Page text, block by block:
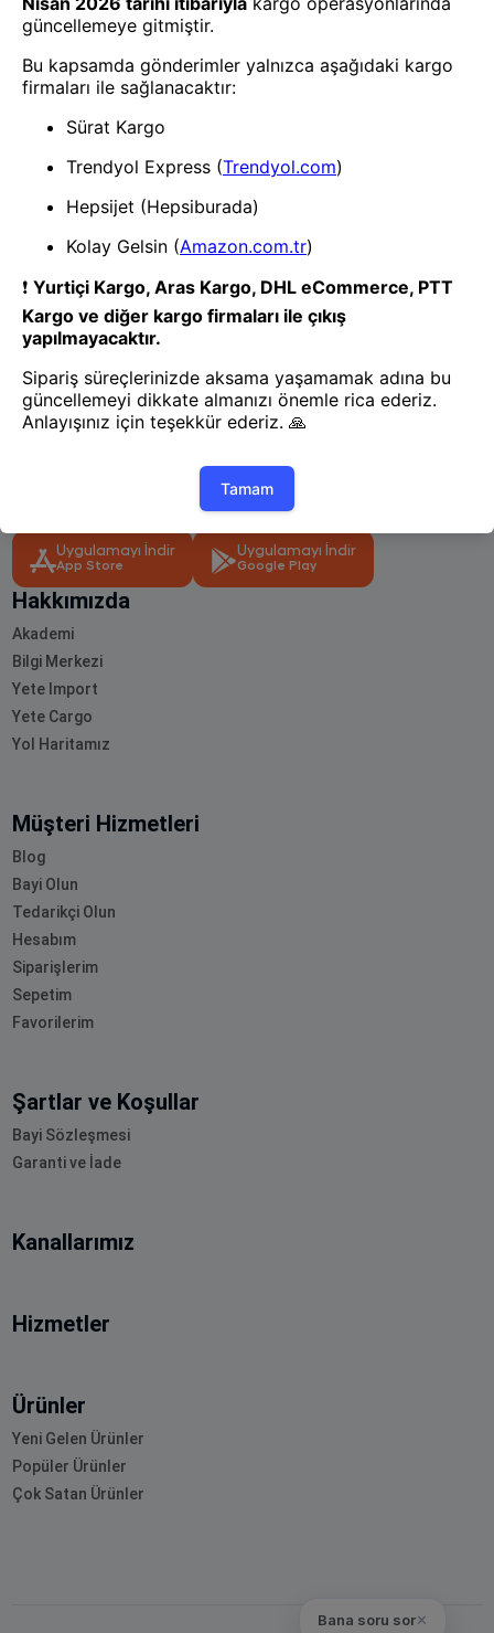
Bana soru sor✕
Güç Kaynağı & UPS
HPE 800W FLEX SLOT
HALOGEN POWER SUPPLY
865438-B21
Güç Kaynağı & UPS
1
yönetin!
Uygulamayı İndir
App Store
Uygulamayı İndir
Google Play
Hakkımızda
Akademi
Bilgi Merkezi
Yete Import
Yete Cargo
Yol Haritamız
Müşteri Hizmetleri
Blog
Bayi Olun
Tedarikçi Olun
Hesabım
Siparişlerim
Sepetim
Favorilerim
Şartlar ve Koşullar
Bayi Sözleşmesi
Garanti ve İade
Kanallarımız
Hizmetler
Ürünler
Yeni Gelen Ürünler
Popüler Ürünler
Çok Satan Ürünler